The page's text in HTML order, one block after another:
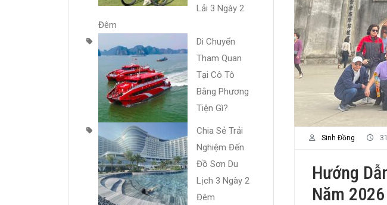
Sinh Đồng
Hướng
Năm 2026
Lải 3 Ngày 2
Đêm
Di Chuyển
Tham Quan
Tại Cô Tô
Bằng Phương
Tiện Gì?
Chia Sẻ Trải
Nghiệm Đến
Đồ Sơn Du
Lịch 3 Ngày 2
Đêm